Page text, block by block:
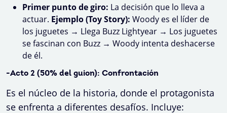
Primer punto de giro: La decisión que lo lleva a
actuar. Ejemplo (Toy Story): Woody es el líder de
los juguetes → Llega Buzz Lightyear → Los juguetes
se fascinan con Buzz → Woody intenta deshacerse
de él.
-Acto 2 (50% del guion): Confrontación
Es el núcleo de la historia, donde el protagonista
se enfrenta a diferentes desafíos. Incluye: